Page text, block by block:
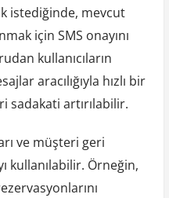
istediğinde, mevcut
için SMS onayını
kullanıcıların
aracılığıyla hızlı bir
sadakati artırılabilir.
ve müşteri geri
kullanılabilir. Örneğin,